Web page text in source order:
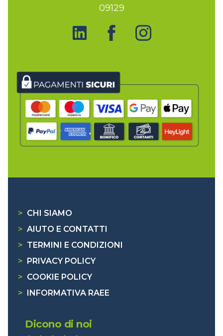
09129
> CHI SIAMO
> AIUTO E CONTATTI
> TERMINI E CONDIZIONI
>
PRIVACY POLICY
> COOKIE POLICY
>
INFORMATIVA RAEE
Dicono di noi